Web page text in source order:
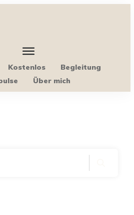
Kostenlos
Begleitung
Über mich